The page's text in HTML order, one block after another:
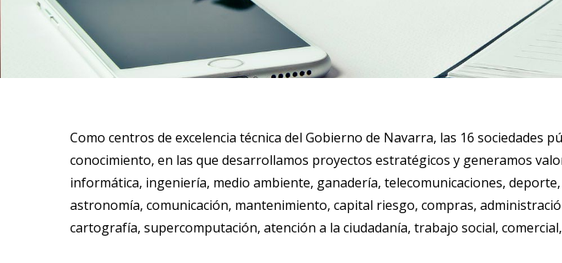
Como centros de excelencia técnica del Gobierno de Navarra, las 16 sociedades
conocimiento, en las que desarrollamos proyectos estratégicos y generamos
informática, ingeniería, medio ambiente, ganadería, telecomunicaciones,
astronomía, comunicación, mantenimiento, capital riesgo, compras,
cartografía, supercomputación, atención a la ciudadanía, trabajo social, comercial,